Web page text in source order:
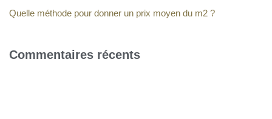
Quelle méthode pour donner un prix moyen du m2 ?
Commentaires récents